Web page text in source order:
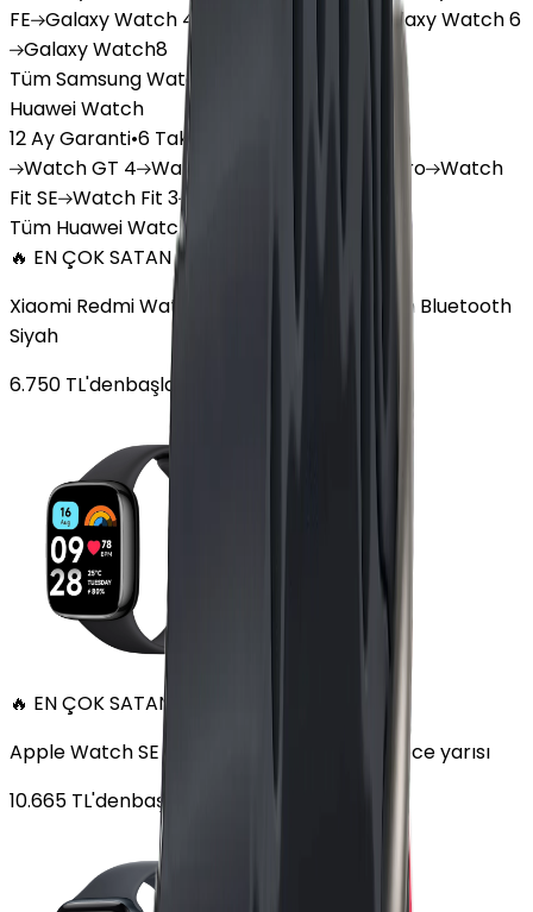
FE GalaxyWatch 4 GalaxyWatch 6
GalaxyWatch8
Tüm Samsung Watch'lar
Huawei Watch
12 Ay Garanti•6 Taksit
WatchGT 4 Watch GT 5 Pro Watch
Fit SE Watch Fit 3
Tüm Huawei Watch'lar
🔥 EN ÇOK SATAN
Xiaomi Redmi Watch 3 Active Plastik 47mm Bluetooth
Siyah
6.750 TL'denbaşlayan fiyatlar
🔥 EN ÇOK SATAN
Apple Watch SE Alüminyum 44mm GPS Gece yarısı
10.665 TL'denbaşlayan fiyatlar